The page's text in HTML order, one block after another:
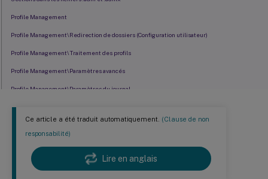
Ce article a été traduit automatiquement. (Clause de non
responsabilité)
Lire en anglais
Profile Management
Profile Management\Redirection de dossiers (Configuration utilisateur)
Profile Management\Traitement des profils
Profile Management\Paramètres avancés
Profile Management\Paramètres du journal
Profile Management\Registre
Profile Management\Profils utilisateur streamés